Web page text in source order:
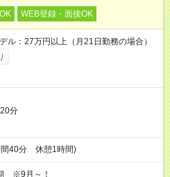
WEB登録・面接OK
：27万円以上（月21日勤務の場合）
分
間40分 休憩1時間)
※9月～！